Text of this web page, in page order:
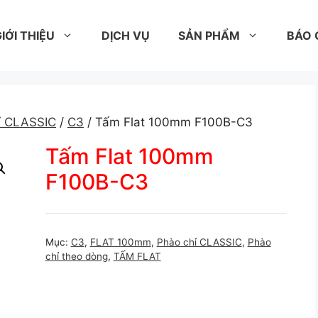
THIỆU DỊCH VỤ SẢN PHẨM BÁO
CLASSIC / C3 / Tấm Flat 100mm F100B-C3
Tấm Flat 100mm
F100B-C3
Mục: C3, FLAT 100mm, Phào chỉ CLASSIC, Phào
chỉ theo dòng, TẤM FLAT